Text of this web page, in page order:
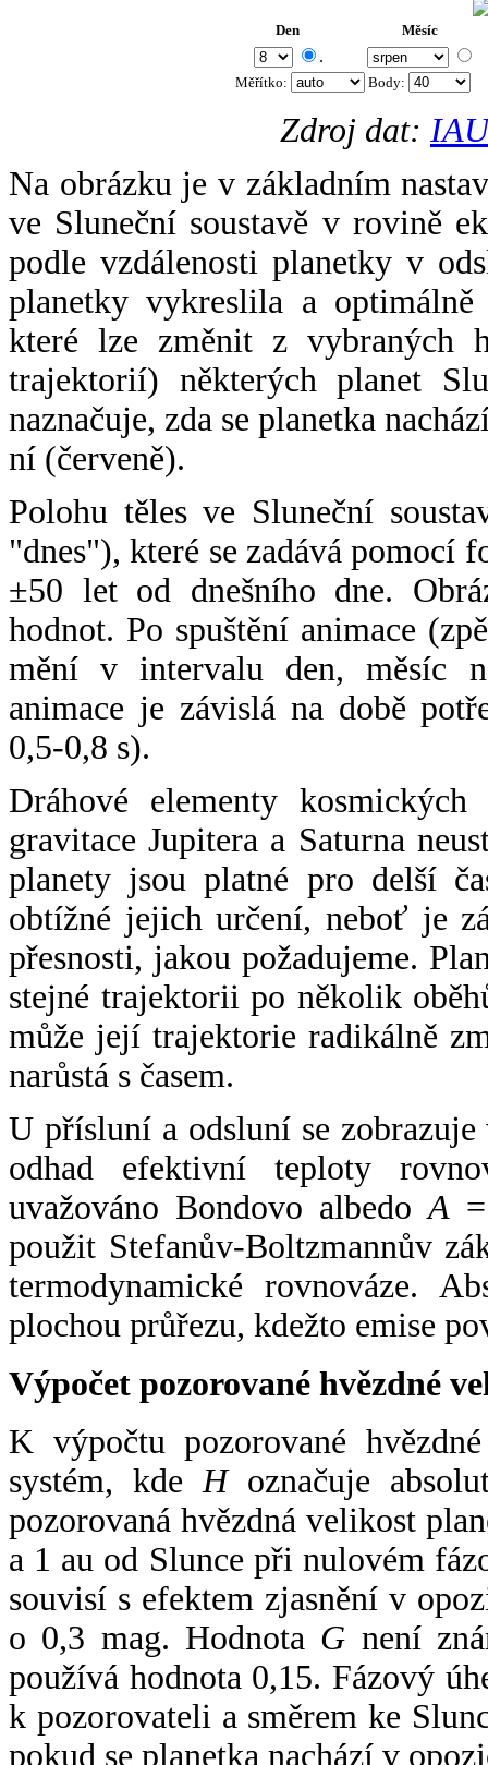
Den Měsíc
.
Měřítko: Body:
Zdroj dat:
Na obrázku je v základním
ve Sluneční soustavě v rovině
podle vzdálenosti planetky v
planetky vykreslila a
které lze změnit z vybraných
trajektorií) některých planet
naznačuje, zda se planetka
ní (červeně).
Polohu těles ve Sluneční
"dnes"), které se zadává pomocí
±50 let od dnešního dne.
hodnot. Po spuštění animace
mění v intervalu den, měsíc
animace je závislá na době
0,5-0,8 s).
Dráhové elementy
gravitace Jupitera a Saturna
planety jsou platné pro delší
obtížné jejich určení, neboť je
přesnosti, jakou požadujeme.
stejné trajektorii po několik
může její trajektorie radikálně
narůstá s časem.
U přísluní a odsluní se
odhad efektivní teploty
uvažováno Bondovo albedoA
použit Stefanův-Boltzmannův
termodynamické rovnováze.
plochou průřezu, kdežto emise
Výpočet pozorované hvězdné
K výpočtu pozorované
systém, kde Hoznačuje
pozorovaná hvězdná velikost
a 1 au od Slunce při nulovém
souvisí s efektem zjasnění v
o 0,3 mag. Hodnota G není
používá hodnota 0,15. Fázový
k pozorovateli a směrem ke
pokud se planetka nachází v